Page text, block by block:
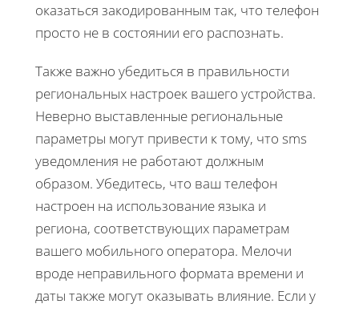
оказаться закодированным так, что телефон
просто не в состоянии его распознать.
Также важно убедиться в правильности
региональных настроек вашего устройства.
Неверно выставленные региональные
параметры могут привести к тому, что sms
уведомления не работают должным
образом. Убедитесь, что ваш телефон
настроен на использование языка и
региона, соответствующих параметрам
вашего мобильного оператора. Мелочи
вроде неправильного формата времени и
даты также могут оказывать влияние. Если у